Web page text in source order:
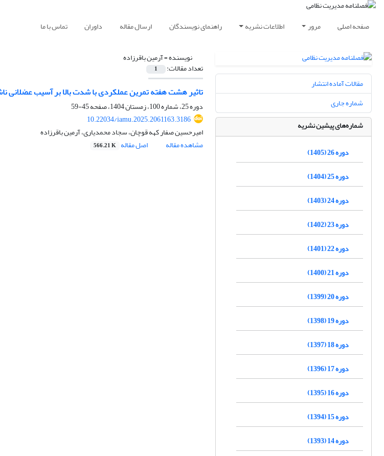
صفحه اصلی مرور اطلاعات نشریه راهنمای نویسندگان ارسال مقاله داوران تماس با ما
نویسنده =آرمین باقرزاده
تعداد مقالات: 1
تاثیر هشت هفته تمرین عملکردی با شدت بالا بر آسیب عضلانی
دوره 25، شماره 100، زمستان 1404، صفحه
45-59
10.22034/iamu.2025.2061163.3186
امیرحسین صفار کهه قوچان، سجاد محمدیاری، آرمین باقرزاده
مشاهده مقاله
اصل مقاله 566.21 K
مقالات آماده انتشار
شماره جاری
شماره‌های پیشین نشریه
دوره 26 (1405)
دوره 25 (1404)
دوره 24 (1403)
دوره 23 (1402)
دوره 22 (1401)
دوره 21 (1400)
دوره 20 (1399)
دوره 19 (1398)
دوره 18 (1397)
دوره 17 (1396)
دوره 16 (1395)
دوره 15 (1394)
دوره 14 (1393)